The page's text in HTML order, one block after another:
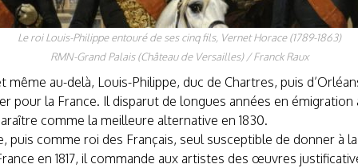
Le roi Louis-Philippe entouré de ses cinq fils, Vernet Horace (1789-1863)
RMN-Grand Palais (Château de Versailles) / Franck Raux
même au-delà, Louis-Philippe, duc de Chartres, puis
pour la France. Il disparut de longues années en
comme la meilleure alternative en 1830.
comme roi des Français, seul susceptible de donner à
en 1817, il commande aux artistes des œuvres